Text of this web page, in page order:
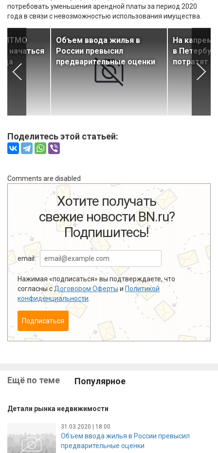
потребовать уменьшения арендной платы за период 2020
года в связи с невозможностью использования имущества.
«ИТМО
начаться
Объем ввода жилья в
России превысил
предварительные оценки
На
в
потратят
Поделитесь этой статьей:
Comments are disabled
Хотите получать
свежие новости BN.ru?
Подпишитесь!
email:
Нажимая «подписаться» вы подтверждаете, что
согласны сДоговором Оферты и Политикой
конфиденциальности
Подписаться
Ещё по теме Популярное
Детали рынка недвижимости
31.03.2020 | 18:00
Объем ввода жилья в России превысил
предварительные оценки